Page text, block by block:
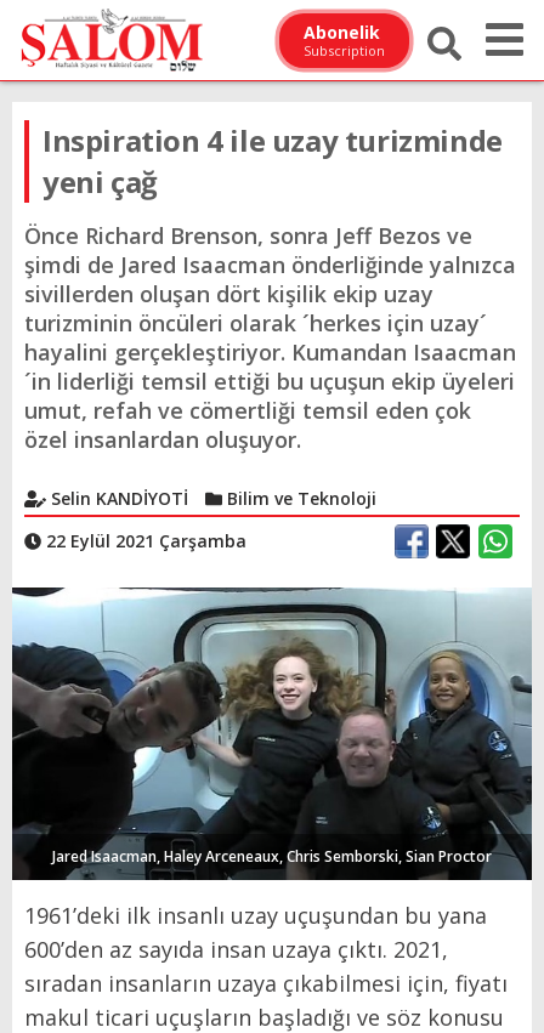
Abonelik
Subscription
Inspiration 4 ile uzay turizminde
yeni çağ
Önce Richard Brenson, sonra Jeff Bezos ve
şimdi de Jared Isaacman önderliğinde yalnızca
sivillerden oluşan dört kişilik ekip uzay
turizminin öncüleri olarak ´herkes için uzay´
hayalini gerçekleştiriyor. Kumandan Isaacman
´in liderliği temsil ettiği bu uçuşun ekip üyeleri
umut, refah ve cömertliği temsil eden çok
özel insanlardan oluşuyor.
Selin KANDİYOTİ
Bilim ve Teknoloji
22 Eylül 2021 Çarşamba
Jared Isaacman, Haley Arceneaux, Chris Semborski, Sian Proctor
1961’deki ilk insanlı uzay uçuşundan bu yana
600’den az sayıda insan uzaya çıktı. 2021,
sıradan insanların uzaya çıkabilmesi için, fiyatı
makul ticari uçuşların başladığı ve söz konusu